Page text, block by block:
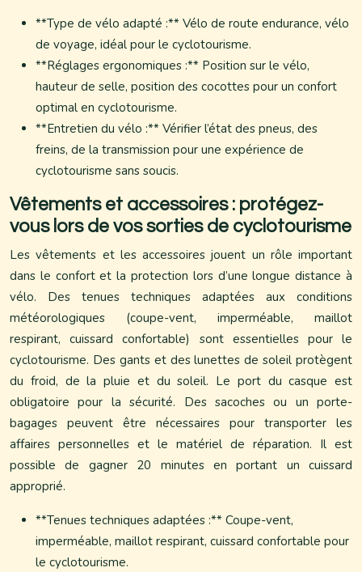
**Type de vélo adapté :** Vélo de route endurance, vélo
de voyage, idéal pour le cyclotourisme.
**Réglages ergonomiques :** Position sur le vélo,
hauteur de selle, position des cocottes pour un confort
optimal en cyclotourisme.
**Entretien du vélo :** Vérifier l’état des pneus, des
freins, de la transmission pour une expérience de
cyclotourisme sans soucis.
Vêtements et accessoires : protégez-
vous lors de vos sorties de cyclotourisme
Les vêtements et les accessoires jouent un rôle important
dans le confort et la protection lors d’une longue distance à
vélo. Des tenues techniques adaptées aux conditions
météorologiques (coupe-vent, imperméable, maillot
respirant, cuissard confortable) sont essentielles pour le
cyclotourisme. Des gants et des lunettes de soleil protègent
du froid, de la pluie et du soleil. Le port du casque est
obligatoire pour la sécurité. Des sacoches ou un porte-
bagages peuvent être nécessaires pour transporter les
affaires personnelles et le matériel de réparation. Il est
possible de gagner 20 minutes en portant un cuissard
approprié.
**Tenues techniques adaptées :** Coupe-vent,
imperméable, maillot respirant, cuissard confortable pour
le cyclotourisme.